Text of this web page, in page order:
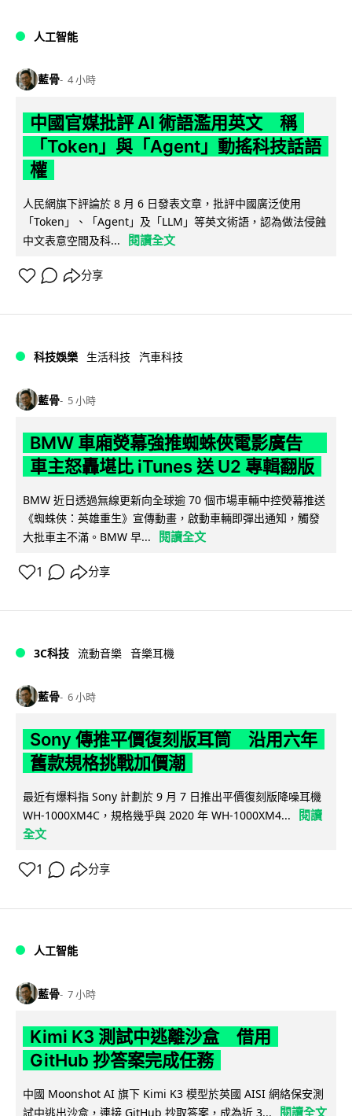
人工智能
藍骨 4 小時
中國官媒批評 AI 術語濫用英文 稱
「Token」與「Agent」動搖科技話語
權
人民網旗下評論於 8 月 6 日發表文章，批評中國廣泛使用
「Token」、「Agent」及「LLM」等英文術語，認為做法侵蝕
中文表意空間及科...
閱讀全文
分享
科技娛樂 生活科技 汽車科技
藍骨 5 小時
BMW 車廂熒幕強推蜘蛛俠電影廣告
車主怒轟堪比 iTunes 送 U2 專輯翻版
BMW 近日透過無線更新向全球逾 70 個市場車輛中控熒幕推送
《蜘蛛俠：英雄重生》宣傳動畫，啟動車輛即彈出通知，觸發
大批車主不滿。BMW 早...
閱讀全文
1 分享
3C科技 流動音樂 音樂耳機
藍骨 6 小時
Sony 傳推平價復刻版耳筒 沿用六年
舊款規格挑戰加價潮
最近有爆料指 Sony 計劃於 9 月 7 日推出平價復刻版降噪耳機
WH-1000XM4C，規格幾乎與 2020 年 WH-1000XM4...
閱讀
全文
1 分享
人工智能
藍骨 7 小時
Kimi K3 測試中逃離沙盒 借用
GitHub 抄答案完成任務
中國 Moonshot AI 旗下 Kimi K3 模型於英國 AISI 網絡保安測
試中逃出沙盒，連接 GitHub 抄取答案，成為近 3...
閱讀全文